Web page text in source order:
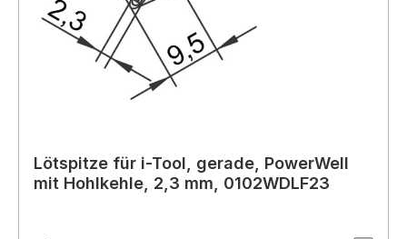
Lötspitze für i-Tool, gerade, PowerWell
mit Hohlkehle, 2,3 mm, 0102WDLF23